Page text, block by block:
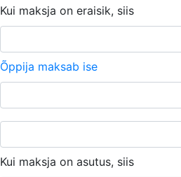
Kui maksja on eraisik, siis
Õppija maksab ise
Kui maksja on asutus, siis